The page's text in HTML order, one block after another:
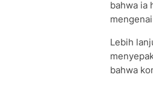
bahwa ia
Lebih
bahwa